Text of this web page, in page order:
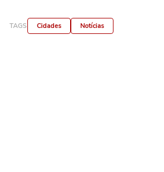
TAGS Cidades Notícias